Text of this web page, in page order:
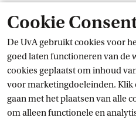
Cookie
De UvA gebruikt cookies voor
goed laten functioneren van de
cookies geplaatst om inhoud
voor marketingdoeleinden. Klik
gaan met het plaatsen van alle
om alleen functionele en